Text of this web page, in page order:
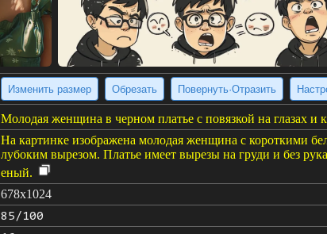
Изменить размер Обрезать Повернуть·Отразить
Молодая женщина в черном платье с повязкой на глазах и
На картинке изображена молодая женщина с короткими
лубоким вырезом. Платье имеет вырезы на груди и без
еный.
678x1024
85/100